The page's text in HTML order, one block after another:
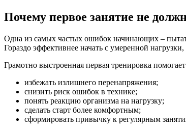
Почему первое занятие не
Одна из самых частых ошибок начинающих –
Гораздо эффективнее начать с умеренной
Грамотно выстроенная первая тренировка
избежать излишнего перенапряжения;
снизить риск ошибок в технике;
понять реакцию организма на нагрузку;
сделать старт более комфортным;
сформировать привычку к регулярным